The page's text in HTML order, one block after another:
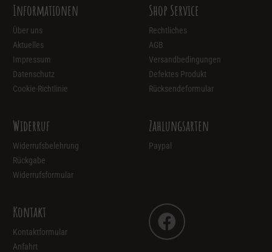
Informationen
Über uns
Aktuelles
Impressum
Datenschutz
Cookie-Richtlinie
Shop Service
Rechtliches
AGB
Versandbedingungen
Defektes Produkt
Rücksendeformular
Widerruf
Widerrufsbelehrung
Rückgabe
Widerrufsformular
Zahlungsarten
Paypal
Kontakt
Kontaktformular
Anfahrt